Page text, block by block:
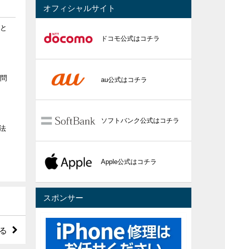
オフィシャルサイト
ドコモ公式はコチラ
au公式はコチラ
ソフトバンク公式はコチラ
Apple公式はコチラ
スポンサー